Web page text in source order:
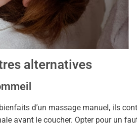
alternatives
d’un massage manuel, ils
avant le coucher. Opter pour un